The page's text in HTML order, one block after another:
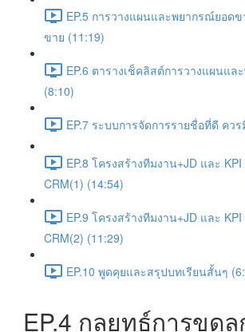
EP.5 การวางแผนและพยากรณ์ยอดข
ขาย (11:19)
EP.6 ตารางเช็คลิสต์การวางแผนแ
(8:10)
EP.7 ระบบการจัดการรายชื่อที่ดี คว
EP.8 โครงสร้างทีมงาน+JD และ
CRM(1) (14:54)
EP.9 โครงสร้างทีมงาน+JD และ
CRM(2) (11:29)
EP.10 พูดคุยและสรุปบทเรียนสั้นๆ
EP.4 กลยุทธ์การขุด